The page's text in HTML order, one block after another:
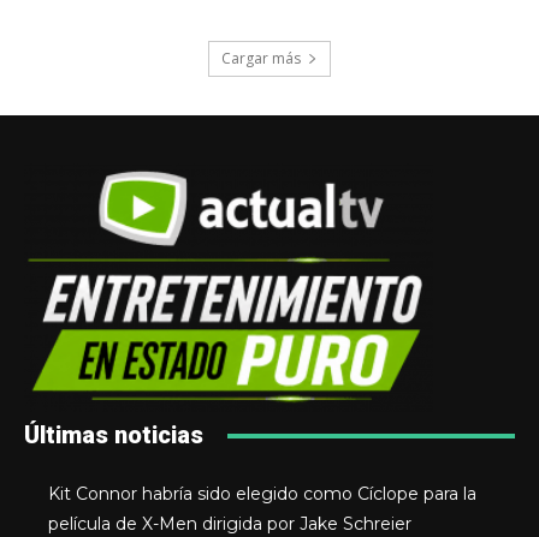
Cargar más
Últimas noticias
Kit Connor habría sido elegido como Cíclope para la
película de X-Men dirigida por Jake Schreier